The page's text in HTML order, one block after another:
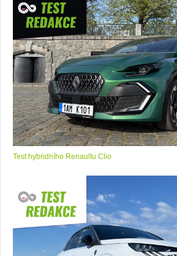
Test hybridního Renaultu Clio